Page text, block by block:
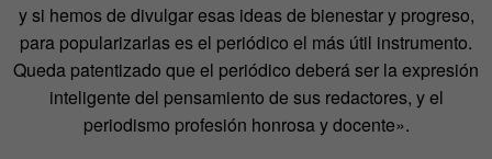
y si hemos de divulgar esas ideas de bienestar y progreso,
para popularizarlas es el periódico el más útil instrumento.
Queda patentizado que el periódico deberá ser la expresión
inteligente del pensamiento de sus redactores, y el
periodismo profesión honrosa y docente».